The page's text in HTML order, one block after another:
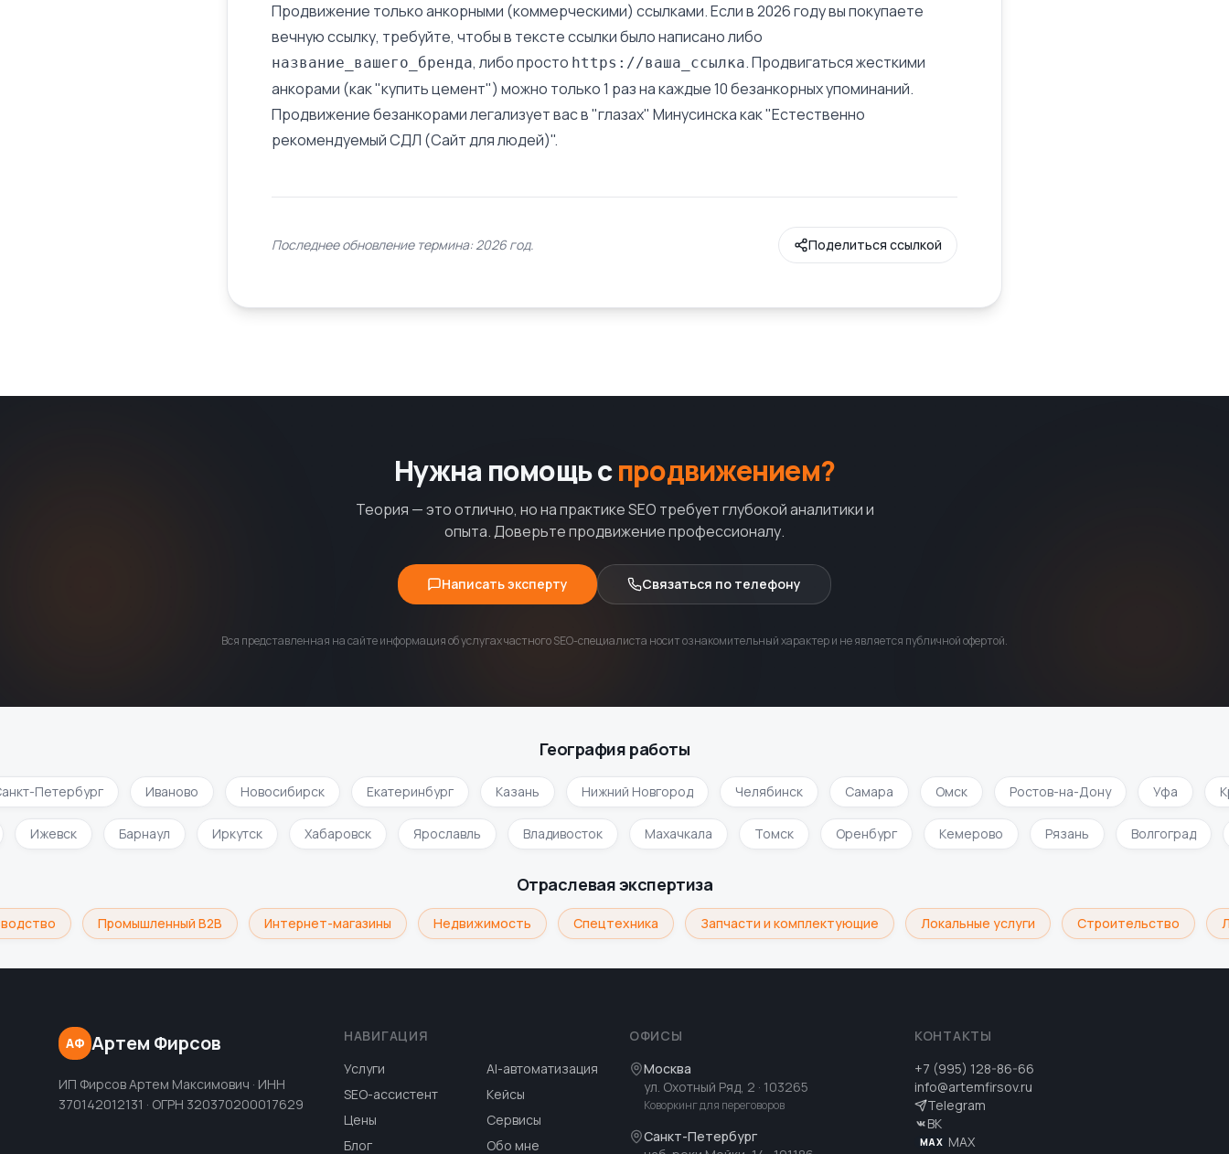
Продвижение только анкорными (коммерческими) ссылками. Если в 2026 году вы покупаете
вечную ссылку, требуйте, чтобы в тексте ссылки было написано либо
название_вашего_бренда, либо просто https://ваша_ссылка. Продвигаться жесткими
анкорами (как "купить цемент") можно только 1 раз на каждые 10 безанкорных упоминаний.
Продвижение безанкорами легализует вас в "глазах" Минусинска как "Естественно
рекомендуемый СДЛ (Сайт для людей)".
Последнее обновление термина: 2026 год. Поделиться ссылкой
Нужна помощь спродвижением?
Теория — это отлично, но на практике SEO требует глубокой аналитики и
опыта. Доверьте продвижение профессионалу.
Написать эксперту Связаться по телефону
Вся представленная на сайте информация об услугах частного SEO-специалиста носит ознакомительный характер и не является публичной офертой.
География работы
Петербург Иваново Новосибирск Екатеринбург Казань Нижний Новгород Челябинск Самара Омск Ростов-на-Дону Уфа
Ижевск Барнаул Иркутск Хабаровск Ярославль Владивосток Махачкала Томск Оренбург Кемерово Рязань Волгоград
Отраслевая экспертиза
Промышленный B2B Интернет-магазины Недвижимость Спецтехника Запчасти и комплектующие Локальные услуги Строительство
АФ Артем Фирсов
ИП Фирсов Артем Максимович · ИНН
370142012131 · ОГРН 320370200017629
НАВИГАЦИЯ
Услуги
AI-автоматизация
SEO-ассистент
Кейсы
Цены
Сервисы
Блог
Обо мне
ОФИСЫ
Москва
ул. Охотный Ряд, 2 · 103265
Коворкинг для переговоров
Санкт-Петербург
КОНТАКТЫ
+7 (995) 128-86-66
info@artemfirsov.ru
Telegram
ВК
MAX MAX